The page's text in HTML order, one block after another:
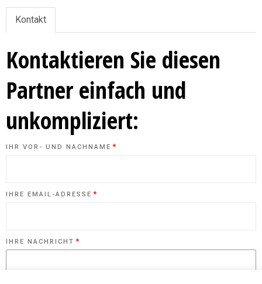
Kontakt
Kontaktieren Sie diesen
Partner einfach und
unkompliziert:
IHR VOR- UND NACHNAME *
IHRE EMAIL-ADRESSE *
IHRE NACHRICHT *